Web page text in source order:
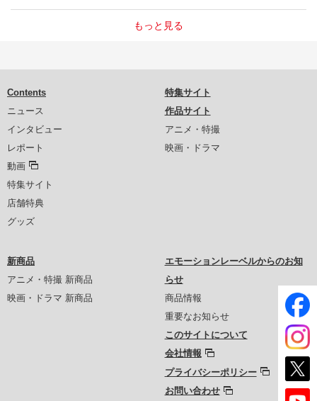
もっと見る
Contents
ニュース
インタビュー
レポート
動画
特集サイト
店舗特典
グッズ
特集サイト
作品サイト
アニメ・特撮
映画・ドラマ
新商品
アニメ・特撮 新商品
映画・ドラマ 新商品
エモーションレーベルからのお知
らせ
商品情報
重要なお知らせ
このサイトについて
会社情報
プライバシーポリシー
お問い合わせ